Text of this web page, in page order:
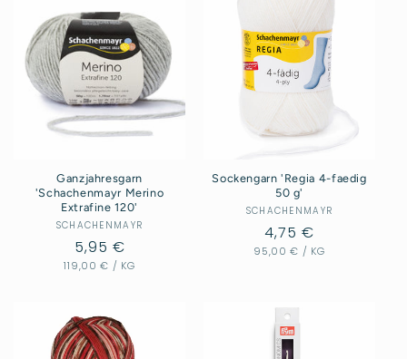
Ganzjahresgarn
'Schachenmayr Merino
Extrafine 120'
Anbieter:
SCHACHENMAYR
Normaler
Preis
5,95 €
GRUNDPREIS
119,00 € / PRO
KG
Sockengarn 'Regia 4-faedig
50 g'
Anbieter:
SCHACHENMAYR
Normaler
Preis
4,75 €
GRUNDPREIS
95,00 € / PRO
KG